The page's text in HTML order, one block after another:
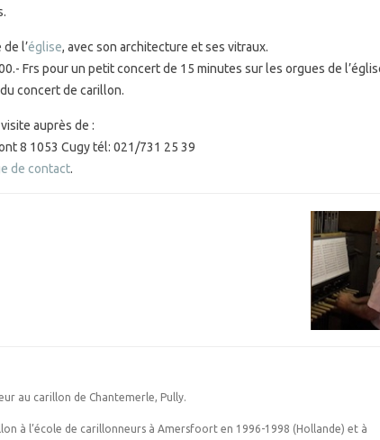
l’église, avec son architecture et ses vitraux.
Frs pour un petit concert de 15 minutes sur les orgues de
concert de carillon.
auprès de :
8 1053 Cugy tél: 021/731 25 39
de contact.
au carillon de Chantemerle, Pully.
à l’école de carillonneurs à Amersfoort en 1996-1998 (Hollande) et à